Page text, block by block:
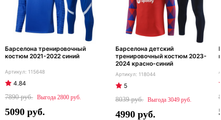
Барселона тренировочный
костюм 2021-2022 синий
115648
4.84
7890
2800
5090
Барселона детский
тренировочный костюм 2023-
2024 красно-синий
118044
5
8039
3049
4990